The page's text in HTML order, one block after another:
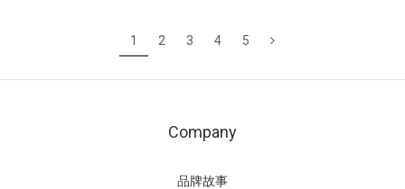
1 2 3 4 5
Company
品牌故事